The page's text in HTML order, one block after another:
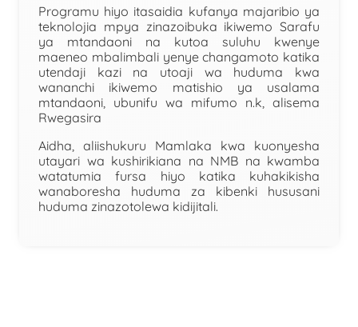
Programu hiyo itasaidia kufanya majaribio ya
teknolojia mpya zinazoibuka ikiwemo Sarafu
ya mtandaoni na kutoa suluhu kwenye
maeneo mbalimbali yenye changamoto katika
utendaji kazi na utoaji wa huduma kwa
wananchi ikiwemo matishio ya usalama
mtandaoni, ubunifu wa mifumo n.k, alisema
Rwegasira
Aidha, aliishukuru Mamlaka kwa kuonyesha
utayari wa kushirikiana na NMB na kwamba
watatumia fursa hiyo katika kuhakikisha
wanaboresha huduma za kibenki hususani
huduma zinazotolewa kidijitali.